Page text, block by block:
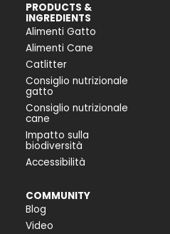
PRODUCTS &
INGREDIENTS
Alimenti Gatto
Alimenti Cane
Catlitter
Consiglio nutrizionale
gatto
Consiglio nutrizionale
cane
Impatto sulla
biodiversità
Accessibilità
COMMUNITY
Blog
Video